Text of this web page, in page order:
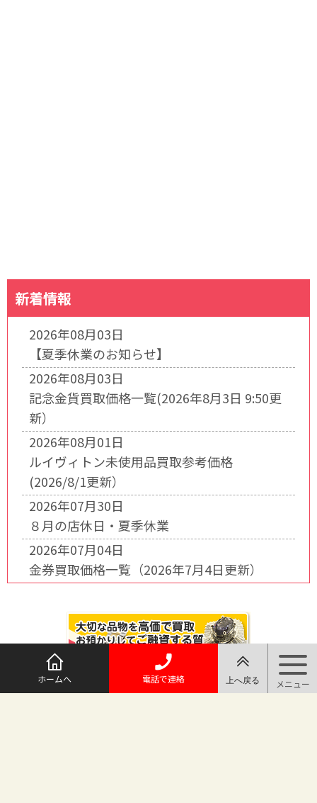
新着情報
2026年08月03日
【夏季休業のお知らせ】
2026年08月03日
記念金貨買取価格一覧(2026年8月3日 9:50更
新）
2026年08月01日
ルイヴィトン未使用品買取参考価格
(2026/8/1更新）
2026年07月30日
８月の店休日・夏季休業
2026年07月04日
金券買取価格一覧（2026年7月4日更新）
ホームへ 電話で連絡